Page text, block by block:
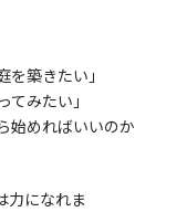
を築きたい」
てみたい」
始めればいいのか
力になれま